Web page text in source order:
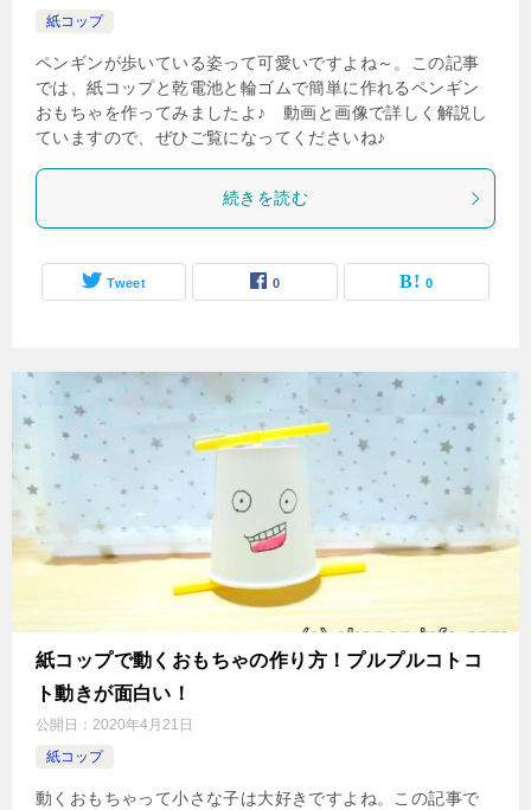
紙コップ
ペンギンが歩いている姿って可愛いですよね～。この記事
では、紙コップと乾電池と輪ゴムで簡単に作れるペンギン
おもちゃを作ってみましたよ♪ 動画と画像で詳しく解説し
ていますので、ぜひご覧になってくださいね♪
続きを読む
Tweet 0 0
紙コップで動くおもちゃの作り方！プルプルコトコ
ト動きが面白い！
公開日： 2020年4月21日
紙コップ
動くおもちゃって小さな子は大好きですよね。この記事で